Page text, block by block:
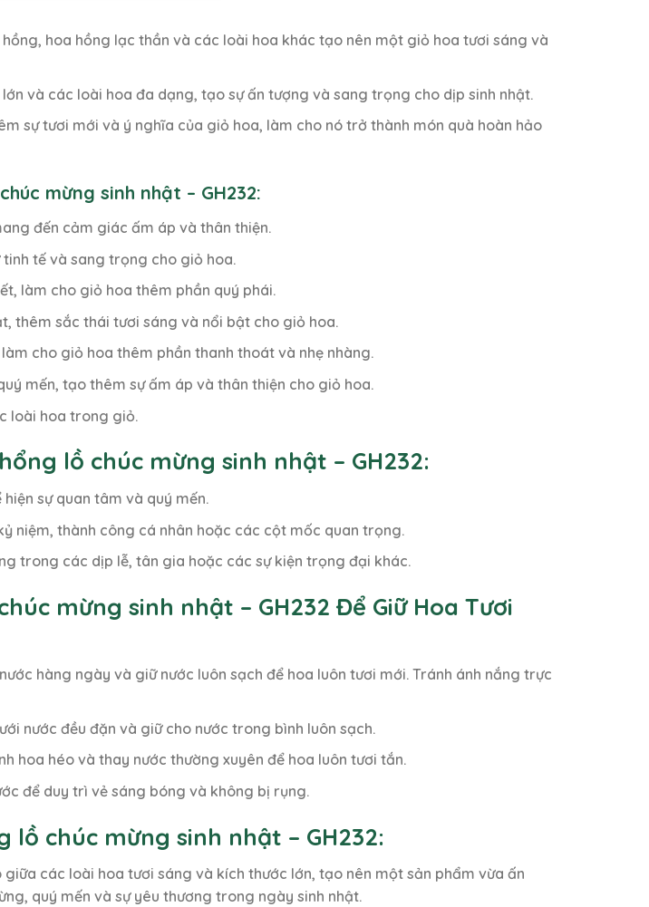
hoa hồng lạc thần và các loài hoa khác tạo nên một giỏ hoa tươi sáng và
và các loài hoa đa dạng, tạo sự ấn tượng và sang trọng cho dịp sinh nhật.
sự tươi mới và ý nghĩa của giỏ hoa, làm cho nó trở thành món quà hoàn hảo
mừng sinh nhật – GH232:
đến cảm giác ấm áp và thân thiện.
tinh tế và sang trọng cho giỏ hoa.
làm cho giỏ hoa thêm phần quý phái.
thêm sắc thái tươi sáng và nổi bật cho giỏ hoa.
cho giỏ hoa thêm phần thanh thoát và nhẹ nhàng.
mến, tạo thêm sự ấm áp và thân thiện cho giỏ hoa.
loài hoa trong giỏ.
lồ chúc mừng sinh nhật – GH232:
sự quan tâm và quý mến.
niệm, thành công cá nhân hoặc các cột mốc quan trọng.
trong các dịp lễ, tân gia hoặc các sự kiện trọng đại khác.
mừng sinh nhật – GH232 Để Giữ Hoa Tươi
hàng ngày và giữ nước luôn sạch để hoa luôn tươi mới. Tránh ánh nắng trực
nước đều đặn và giữ cho nước trong bình luôn sạch.
hoa héo và thay nước thường xuyên để hoa luôn tươi tắn.
để duy trì vẻ sáng bóng và không bị rụng.
lồ chúc mừng sinh nhật – GH232:
các loài hoa tươi sáng và kích thước lớn, tạo nên một sản phẩm vừa ấn
quý mến và sự yêu thương trong ngày sinh nhật.